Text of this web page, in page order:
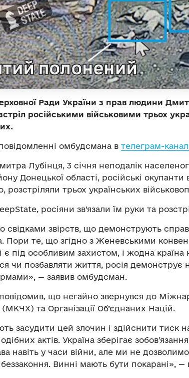
Ради України з прав людини
російськими військовими трьох
омбудсмана в телеграм-
Лубінця, 3 січня неподалік
Донецької області, російські
розстріляли трьох українських
росіяни зв’язали їм руки та
свідками звірств, що демонструють
Пори те, що згідно з Женевськими
є під особливим захистом, і жодна країна
чи позбавляти життя, росія демонструє
— заявив омбудсман.
що негайно звернувся до
та Організації Об’єднаних Націй.
засудити цей злочин і здійснити тиск
актів. Україна зберігає
навіть у часи війни, але ми не
Винні мають бути покарані»,